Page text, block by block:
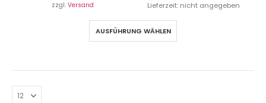
zzgl. Versand Lieferzeit: nicht angegeben
AUSFÜHRUNG WÄHLEN